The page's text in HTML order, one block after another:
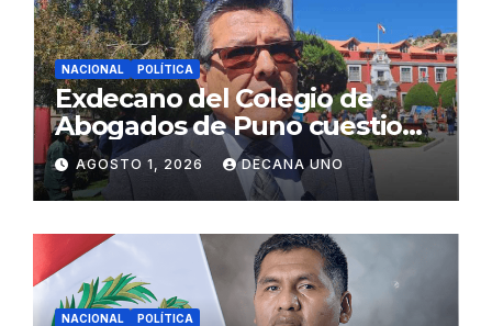
NACIONAL POLÍTICA
Exdecano del Colegio de
Abogados de Puno cuestiona
propuestas sobre seguridad
ciudadana
AGOSTO 1, 2026 DECANA UNO
NACIONAL POLÍTICA